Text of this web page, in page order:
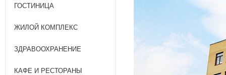
ГОСТИНИЦА
ЖИЛОЙ КОМПЛЕКС
ЗДРАВООХРАНЕНИЕ
КАФЕ И РЕСТОРАНЫ